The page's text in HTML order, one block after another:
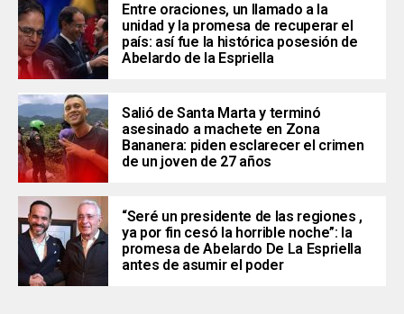
Entre oraciones, un llamado a la
unidad y la promesa de recuperar el
país: así fue la histórica posesión de
Abelardo de la Espriella
Salió de Santa Marta y terminó
asesinado a machete en Zona
Bananera: piden esclarecer el crimen
de un joven de 27 años
“Seré un presidente de las regiones ,
ya por fin cesó la horrible noche”: la
promesa de Abelardo De La Espriella
antes de asumir el poder